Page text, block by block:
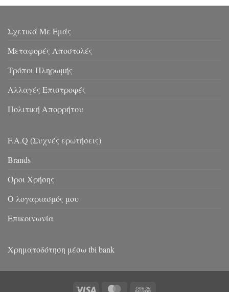
Σχετικά Με Εμάς
Μεταφορές Αποστολές
Τρόποι Πληρωμής
Αλλαγές Επιστροφές
Πολιτική Απορρήτου
F.A.Q (Συχνές ερωτήσεις)
Brands
Όροι Χρήσης
Ο λογαριασμός μου
Επικοινωνία
Χρηματοδότηση μέσω tbi bank
Visa MasterCard